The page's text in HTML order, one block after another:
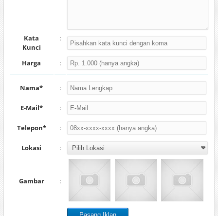
Kata
Kunci
:
Harga :
Nama* :
E-Mail* :
Telepon* :
Lokasi :
Gambar :